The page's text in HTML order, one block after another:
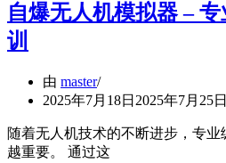
自爆无人机模拟器 –
训
由 master
2025年7月18日 2025年7月25日
随着无人机技术的不断进步，专
越重要。 通过这